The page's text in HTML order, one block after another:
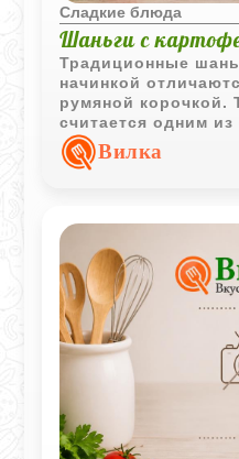
Сладкие блюда
Шаньги с
Традиционные
начинкой
румяной корочкой.
считается одним
домашних
хорошо подходит к
Вилка